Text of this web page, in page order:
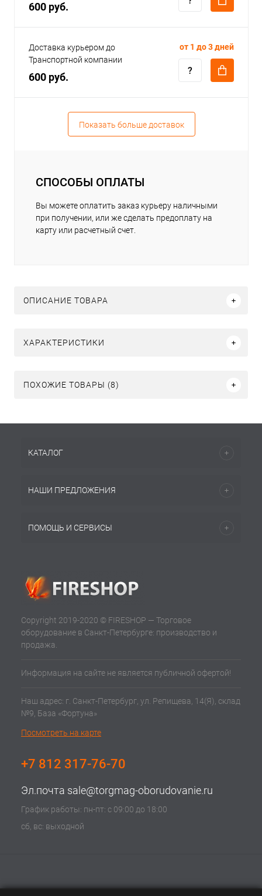
600 руб.
Доставка курьером до
Транспортной компании
600 руб.
от 1 до 3 дней
Показать больше доставок
СПОСОБЫ ОПЛАТЫ
Вы можете оплатить заказ курьеру наличными
при получении, или же сделать предоплату на
карту или расчетный счет.
ОПИСАНИЕ ТОВАРА
ХАРАКТЕРИСТИКИ
ПОХОЖИЕ ТОВАРЫ (8)
КАТАЛОГ
НАШИ ПРЕДЛОЖЕНИЯ
ПОМОЩЬ И СЕРВИСЫ
Copyright 2019-2020 © FIRESHOP — Торговое
оборудование в Санкт-Петербурге: производство и
продажа.
Информация на сайте не является публичной офертой!
Наш адрес: г. Санкт-Петербург, ул. Репищева, 14(Я), склад
№9, База «Фортуна»
Посмотреть на карте
+7 812 317-76-70
Эл.почта sale@torgmag-oborudovanie.ru
График работы: пн-пт: с 09:00 до 18:00
сб, вс: выходной